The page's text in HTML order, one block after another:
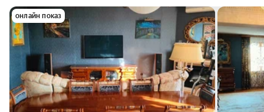
онлайн показ